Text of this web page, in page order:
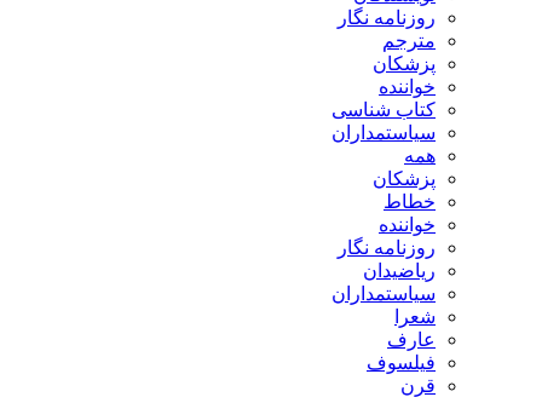
روزنامه نگار
مترجم
پزشکان
خواننده
کتاب شناسی
سیاستمداران
همه
پزشکان
خطاط
خواننده
روزنامه نگار
ریاضیدان
سیاستمداران
شعرا
عارف
فیلسوف
قرن